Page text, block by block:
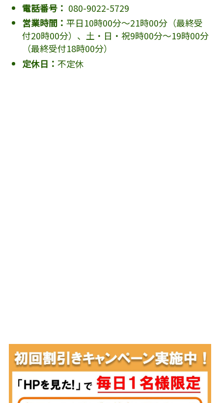
電話番号： 080-9022-5729
営業時間： 平日10時00分～21時00分（最終受
付20時00分）、土・日・祝9時00分～19時00分
（最終受付18時00分）
定休日： 不定休